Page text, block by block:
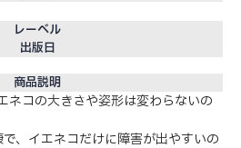
レーベル
出版日
商品説明
ネコの大きさや姿形は変わらないの
、イエネコだけに障害が出やすいの